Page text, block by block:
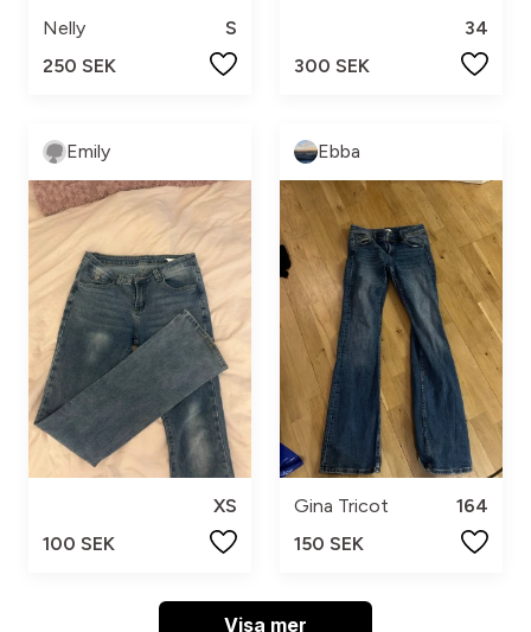
Nelly
S
250 SEK
34
300 SEK
Emily
XS
100 SEK
Ebba
Gina Tricot
164
150 SEK
Visa mer